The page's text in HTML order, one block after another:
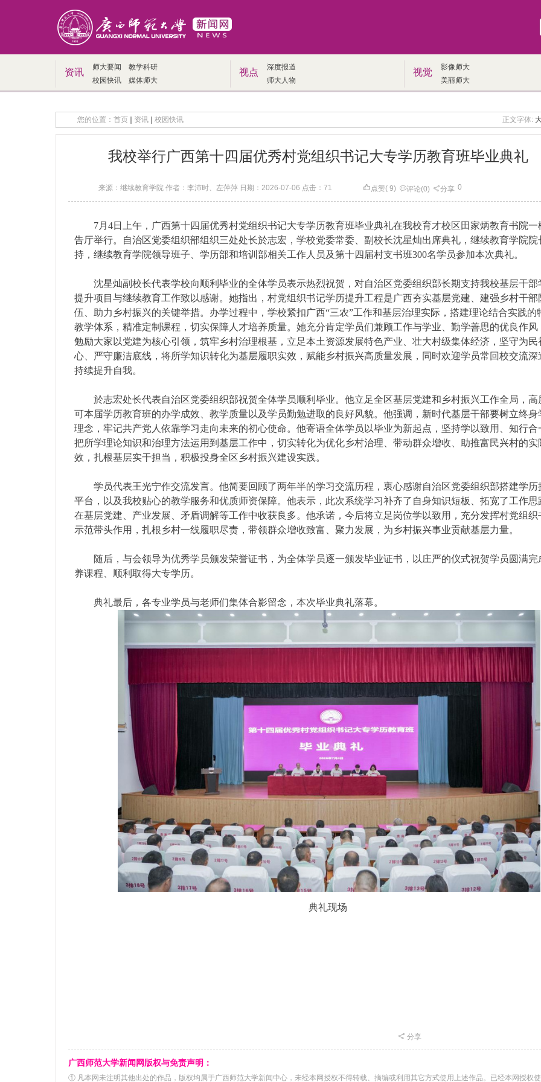
资讯 师大要闻
教学科研
校园快讯
媒体师大
视点
深度报道
师大人物
视觉
影像师大
美丽师大
您的位置： 首页 资讯 校园快讯 正文字体:
我校举行广西第十四届优秀村党组织书记大专学历教育班毕业典礼
来源：继续教育学院 作者：李沛时、左萍萍 日期：2026-07-06 点击： 71 点赞( 9) 评论(0) 分享 0
7月4日上午，广西第十四届优秀村党组织书记大专学历教育班毕业典礼在我校育才校区田家炳教育书院一
告厅举行。自治区党委组织部组织三处处长於志宏，学校党委常委、副校长沈星灿出席典礼，继续教育学院院
持，继续教育学院领导班子、学历部和培训部相关工作人员及第十四届村支书班300名学员参加本次典礼。
沈星灿副校长代表学校向顺利毕业的全体学员表示热烈祝贺，对自治区党委组织部长期支持我校基层干部
提升项目与继续教育工作致以感谢。她指出，村党组织书记学历提升工程是广西夯实基层党建、建强乡村干部
伍、助力乡村振兴的关键举措。办学过程中，学校紧扣广西“三农”工作和基层治理实际，搭建理论结合实践的
教学体系，精准定制课程，切实保障人才培养质量。她充分肯定学员们兼顾工作与学业、勤学善思的优良作风
勉励大家以党建为核心引领，筑牢乡村治理根基，立足本土资源发展特色产业、壮大村级集体经济，坚守为民
心、严守廉洁底线，将所学知识转化为基层履职实效，赋能乡村振兴高质量发展，同时欢迎学员常回校交流深
持续提升自我。
於志宏处长代表自治区党委组织部祝贺全体学员顺利毕业。他立足全区基层党建和乡村振兴工作全局，高
可本届学历教育班的办学成效、教学质量以及学员勤勉进取的良好风貌。他强调，新时代基层干部要树立终身
理念，牢记共产党人依靠学习走向未来的初心使命。他寄语全体学员以毕业为新起点，坚持学以致用、知行合
把所学理论知识和治理方法运用到基层工作中，切实转化为优化乡村治理、带动群众增收、助推富民兴村的实
效，扎根基层实干担当，积极投身全区乡村振兴建设实践。
学员代表王光宁作交流发言。他简要回顾了两年半的学习交流历程，衷心感谢自治区党委组织部搭建学历
平台，以及我校贴心的教学服务和优质师资保障。他表示，此次系统学习补齐了自身知识短板、拓宽了工作思
在基层党建、产业发展、矛盾调解等工作中收获良多。他承诺，今后将立足岗位学以致用，充分发挥村党组织
示范带头作用，扎根乡村一线履职尽责，带领群众增收致富、聚力发展，为乡村振兴事业贡献基层力量。
随后，与会领导为优秀学员颁发荣誉证书，为全体学员逐一颁发毕业证书，以庄严的仪式祝贺学员圆满完
养课程、顺利取得大专学历。
典礼最后，各专业学员与老师们集体合影留念，本次毕业典礼落幕。
典礼现场
分享
广西师范大学新闻网版权与免责声明：
① 凡本网未注明其他出处的作品，版权均属于广西师范大学新闻中心，未经本网授权不得转载、摘编或利用其它方式使用上述作品。已经本网授权